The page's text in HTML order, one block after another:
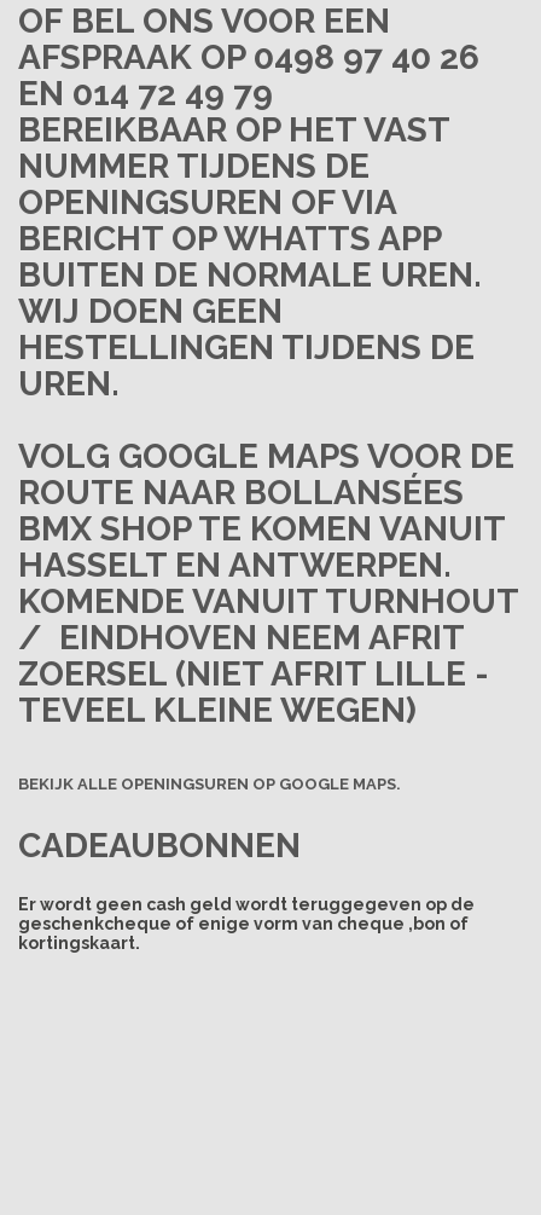
OF BEL ONS VOOR EEN
AFSPRAAK OP 0498 97 40 26
EN 014 72 49 79
BEREIKBAAR OP HET VAST
NUMMER TIJDENS DE
OPENINGSUREN OF VIA
BERICHT OP WHATTS APP
BUITEN DE NORMALE UREN.
WIJ DOEN GEEN
HESTELLINGEN TIJDENS DE
UREN.
VOLG GOOGLE MAPS VOOR DE
ROUTE NAAR BOLLANSÉES
BMX SHOP TE KOMEN VANUIT
HASSELT EN ANTWERPEN.
KOMENDE VANUIT TURNHOUT
/ EINDHOVEN NEEM AFRIT
ZOERSEL (NIET AFRIT LILLE -
TEVEEL KLEINE WEGEN)
BEKIJK ALLE OPENINGSUREN OP GOOGLE MAPS.
CADEAUBONNEN
Er wordt geen cash geld wordt teruggegeven op de
geschenkcheque of enige vorm van cheque ,bon of
kortingskaart.